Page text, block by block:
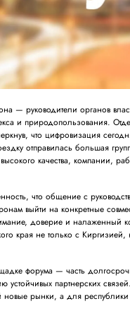
— руководители органов
и природопользования.
что цифровизация
отправилась большая
качества, компании,
что общение с
выйти на конкретные
доверие и налаженный
края не только с
форума — часть
устойчивых партнерских
новые рынки, а для